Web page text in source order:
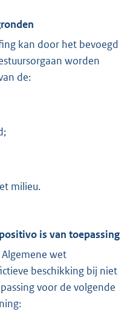
kan door het bevoegd
worden
de:
milieu.
is van toepassing
wet
beschikking bij niet
voor de volgende